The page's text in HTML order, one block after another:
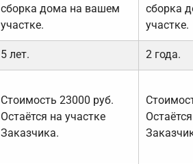
сборка дома на вашем
участке.
сборка
участке.
5 лет. 2 года.
Стоимость 23000 руб.
Остаётся на участке
Заказчика.